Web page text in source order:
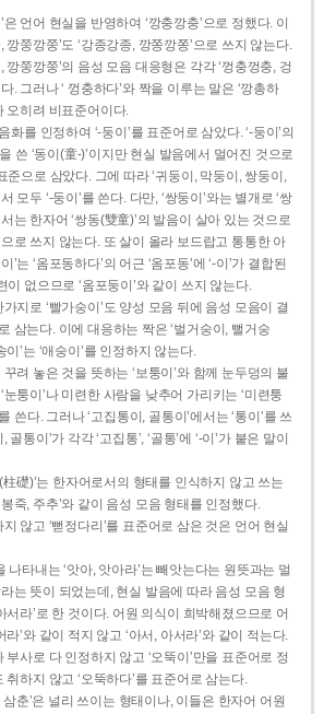
언어 현실을 반영하여 ‘깡충깡충’으로 정했다. 이
깡쭝깡쭝’도 ‘강종강종, 깡쫑깡쫑’으로 쓰지 않는다.
깡쭝깡쭝’의 음성 모음 대응형은 각각 ‘껑충껑충, 겅
. 그러나 ‘ 껑충하다’와 짝을 이루는 말은 ‘깡총하
오히려 비표준어이다.
화를 인정하여 ‘-둥이’를 표준어로 삼았다. ‘-둥이’의
쓴 ‘동이(童-)’이지만 현실 발음에서 멀어진 것으로
준으로 삼았다. 그에 따라 ‘귀둥이, 막둥이, 쌍둥이,
모두 ‘-둥이’를 쓴다. 다만, ‘쌍둥이’와는 별개로 ‘쌍
는 한자어 ‘쌍동(雙童)’의 발음이 살아 있는 것으로
으로 쓰지 않는다. 또 살이 올라 보드랍고 통통한 아
’는 ‘옴포동하다’의 어근 ‘옴포동’에 ‘-이’가 결합된
이 없으므로 ‘옴포둥이’와 같이 쓰지 않는다.
지로 ‘빨가숭이’도 양성 모음 뒤에 음성 모음이 결
삼는다. 이에 대응하는 짝은 ‘벌거숭이, 뻘거숭
이’는 ‘애숭이’를 인정하지 않는다.
려 놓은 것을 뜻하는 ‘보퉁이’와 함께 눈두덩의 불
눈퉁이’나 미련한 사람을 낮추어 가리키는 ‘미련퉁
쓴다. 그러나 ‘고집통이, 골통이’에서는 ‘통이’를 쓰
통이’가 각각 ‘고집통’, ‘골통’에 ‘-이’가 붙은 말이
礎)’는 한자어로서의 형태를 인식하지 않고 쓰는
죽, 주추’와 같이 음성 모음 형태를 인정했다.
않고 ‘뻗정다리’를 표준어로 삼은 것은 언어 현실
타내는 ‘앗아, 앗아라’는 빼앗는다는 원뜻과는 멀
는 뜻이 되었는데, 현실 발음에 따라 음성 모음 형
서라’로 한 것이다. 어원 의식이 희박해졌으므로 어
라’와 같이 적지 않고 ‘아서, 아서라’와 같이 적는다.
부사로 다 인정하지 않고 ‘오뚝이’만을 표준어로 정
취하지 않고 ‘오뚝하다’를 표준어로 삼는다.
춘’은 널리 쓰이는 형태이나, 이들은 한자어 어원